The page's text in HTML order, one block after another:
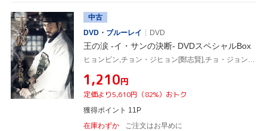
中古
DVD・ブルーレイ
DVD
王の涙 -イ・サンの決断- DVDスペシャルBox
¥1,210円
定価より5,610円（82%）おトク
獲得ポイント 11P
在庫わずか
ご注文はお早めに